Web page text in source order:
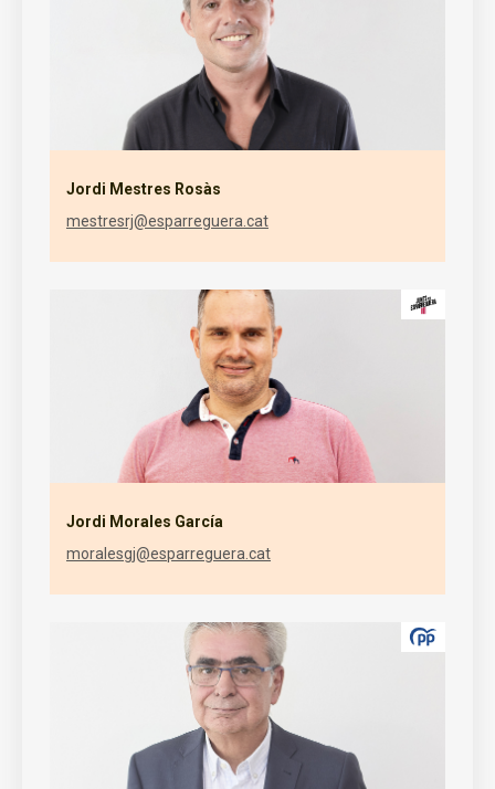
Jordi Mestres Rosàs
mestresrj@esparreguera.cat
Jordi Morales García
moralesgj@esparreguera.cat